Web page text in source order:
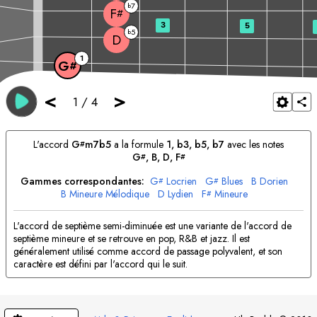
< 1 / 4 >
G# 1
D b5
F#
b7
3 5
L'accord G#m7b5 a la formule 1, b3, b5, b7 avec les notes
G#, B, D, F#
Gammes correspondantes: G# Locrien G# Blues B Dorien
B Mineure Mélodique D Lydien F# Mineure
F Mineure Harmonique
L'accord de septième semi-diminuée est une variante de l'accord de
septième mineure et se retrouve en pop, R&B et jazz. Il est
généralement utilisé comme accord de passage polyvalent, et son
caractère est défini par l'accord qui le suit.